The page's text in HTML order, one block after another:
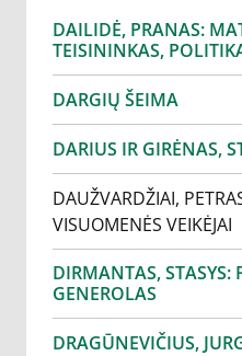
DAILIDĖ, PRANAS:
TEISININKAS,
DARGIŲ ŠEIMA
DARIUS IR GIRĖNAS,
DAUŽVARDŽIAI,
VISUOMENĖS VEIKĖJAI
DIRMANTAS, STASYS:
GENEROLAS
DRAGŪNEVIČIUS,